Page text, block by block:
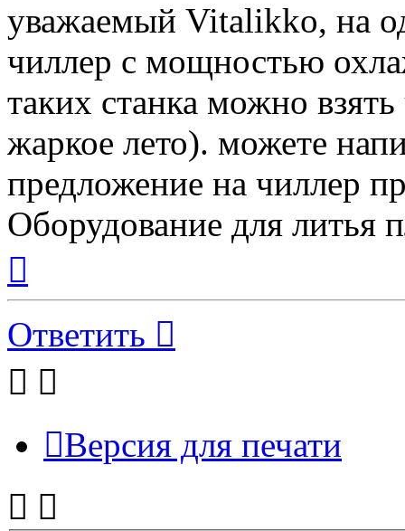
уважаемый Vitalikko, на
чиллер с мощностью
таких станка можно
жаркое лето). можете
предложение на чиллер
Оборудование для литья
началу
Ответить
Версия для печати